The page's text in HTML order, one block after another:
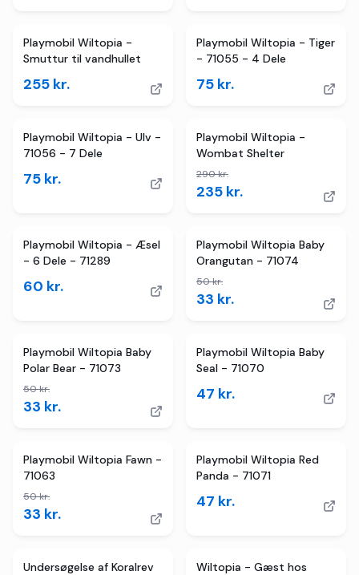
Playmobil Wiltopia -
Smuttur til vandhullet
255 kr.
Playmobil Wiltopia - Tiger
- 71055 - 4 Dele
75 kr.
Playmobil Wiltopia - Ulv -
71056 - 7 Dele
75 kr.
TILBUD
3butikker
Playmobil Wiltopia -
Wombat Shelter
290kr.
235 kr.
Playmobil Wiltopia - Æsel
- 6 Dele - 71289
60 kr.
TILBUD
2butikker
Playmobil Wiltopia Baby
Orangutan - 71074
50kr.
33 kr.
TILBUD
2butikker
Playmobil Wiltopia Baby
Polar Bear - 71073
50kr.
33 kr.
Playmobil Wiltopia Baby
Seal - 71070
47 kr.
TILBUD
2butikker
Playmobil Wiltopia Fawn -
71063
50kr.
33 kr.
Playmobil Wiltopia Red
Panda - 71071
47 kr.
TILBUD
3butikker
Undersøgelse af Koralrev 2butikker
Wiltopia - Gæst hos